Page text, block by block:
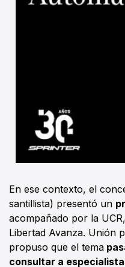
En ese contexto, el
santillista) presentó un
acompañado por la
Libertad Avanza. Unión
propuso que el tema
consultar a